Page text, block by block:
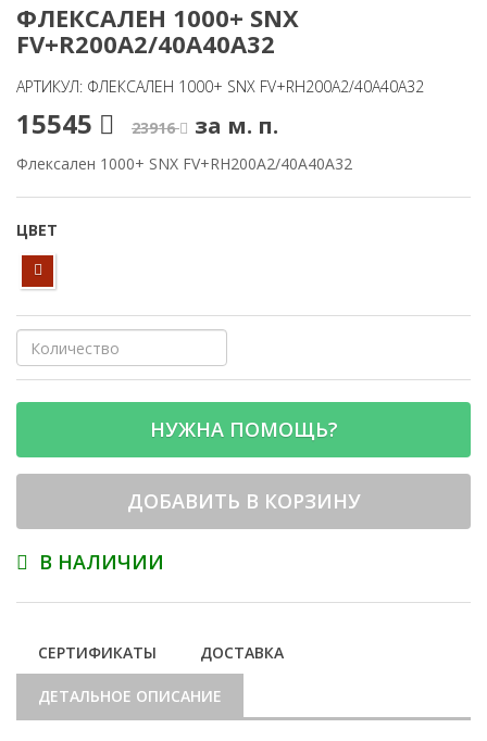
ФЛЕКСАЛЕН 1000+ SNX
FV+R200A2/40A40A32
АРТИКУЛ: ФЛЕКСАЛЕН 1000+ SNX FV+RH200A2/40A40A32
15545 23916 за м. п.
Флексален 1000+ SNX FV+RH200A2/40A40A32
ЦВЕТ
НУЖНА ПОМОЩЬ?
ДОБАВИТЬ В КОРЗИНУ
В НАЛИЧИИ
СЕРТИФИКАТЫ ДОСТАВКА
ДЕТАЛЬНОЕ ОПИСАНИЕ